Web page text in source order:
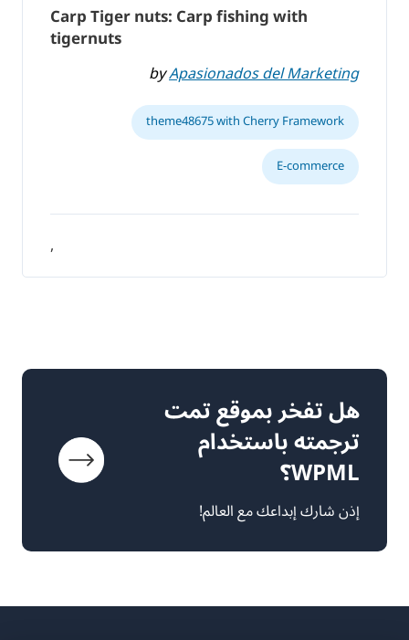
Carp Tiger nuts: Carp fishing with
tigernuts
byApasionados del Marketing
theme48675 with Cherry Framework
E-commerce
,
هل تفخر بموقع تمت
ترجمته باستخدام
WPML؟
إذن شارك إبداعك مع العالم!